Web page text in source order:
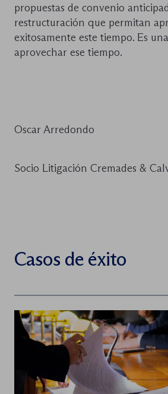
propuestas de convenio
restructuración que permitan
exitosamente este tiempo. Es
aprovechar ese tiempo.
Oscar Arredondo
Socio Litigación Cremades &
Casos de éxito